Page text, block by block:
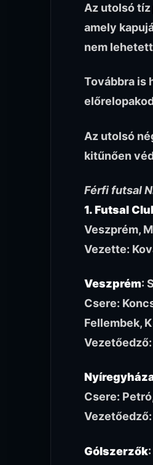
Az utolsó
amely
nem
Továbbra is
Az utolsó
kitűnően
Férfi futsal
1. Futsal
Veszprém,
Vezette:
Veszprém:
Csere:
Fellembek,
Csere:
Gólszerzők